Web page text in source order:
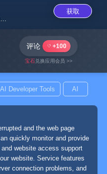
Service interruption? We monit...
获取
评论 +100
宝石兑换应用会员 >>
AI Developer Tools AI
and the web page
quickly monitor and provide
website access support
website. Service features
connection problems, and